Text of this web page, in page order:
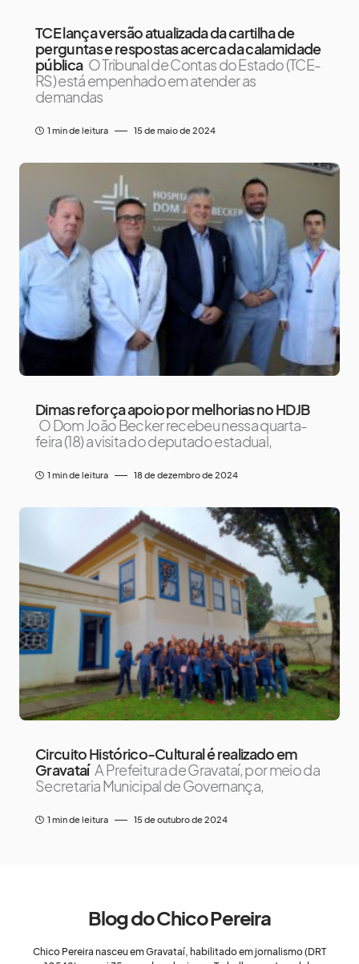
TCE lança versão atualizada da cartilha de
perguntas e respostas acerca da calamidade
pública O Tribunal de Contas do Estado (TCE-
RS) está empenhado em atender as
demandas
1 min de leitura 15 de maio de 2024
Dimas reforça apoio por melhorias no HDJB
O Dom João Becker recebeu nessa quarta-
feira (18) a visita do deputado estadual,
1 min de leitura 18 de dezembro de 2024
Circuito Histórico-Cultural é realizado em
Gravataí A Prefeitura de Gravataí, por meio da
Secretaria Municipal de Governança,
1 min de leitura 15 de outubro de 2024
Blog do Chico Pereira
Chico Pereira nasceu em Gravataí, habilitado em jornalismo (DRT